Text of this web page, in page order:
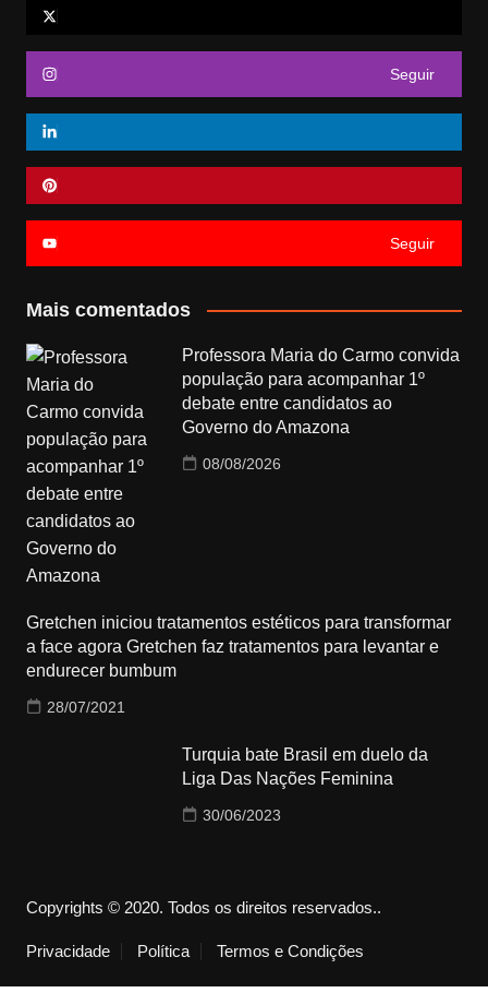
Seguir
Seguir
Mais comentados
Professora Maria do Carmo convida
população para acompanhar 1º
debate entre candidatos ao
Governo do Amazona
08/08/2026
Gretchen iniciou tratamentos estéticos para transformar
a face agora Gretchen faz tratamentos para levantar e
endurecer bumbum
28/07/2021
Turquia bate Brasil em duelo da
Liga Das Nações Feminina
30/06/2023
Copyrights © 2020. Todos os direitos reservados..
Privacidade Política Termos e Condições